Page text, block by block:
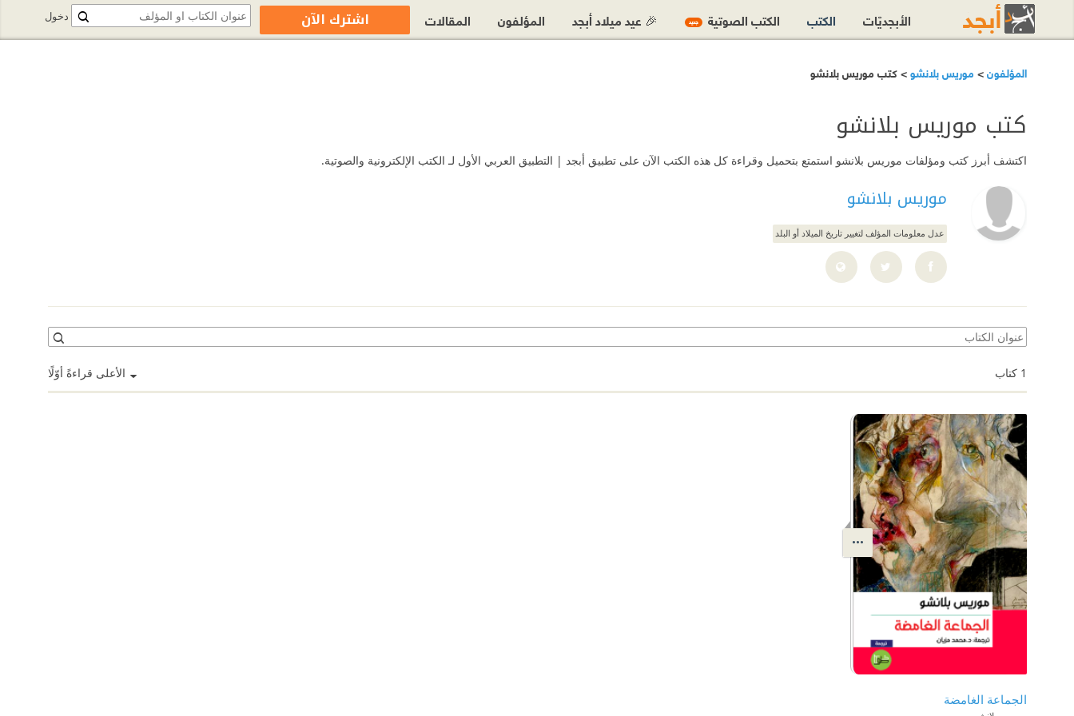
المؤلفون> موريس بلانشو> كتب موريس بلانشو
كتب موريس بلانشو
اكتشف أبرز كتب ومؤلفات موريس بلانشو استمتع بتحميل وقراءة كل هذه الكتب الآن على تطبيق أبجد | التطبيق العربي الأول لـ الكتب الإلكترونية والصوتية.
موريس بلانشو
عدل معلومات المؤلف لتغيير تاريخ الميلاد أو البلد
الأعلى قراءةً أوّلًا 1 كتاب
الجماعة الغامضة
دخول الأبجديّات الكتب الكتب الصوتية جديد 🎉 عيد ميلاد أبجد المؤلفون المقالات اشترك الآن